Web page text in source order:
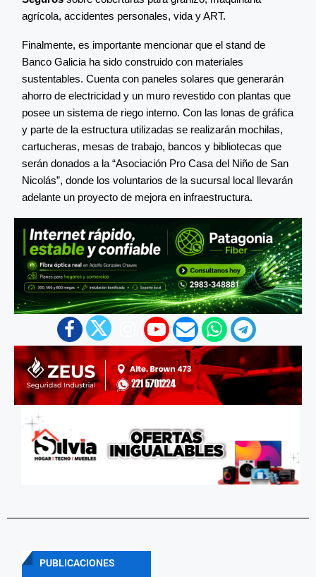
agrícola, accidentes personales, vida y ART.
Finalmente, es importante mencionar que el stand de
Banco Galicia ha sido construido con materiales
sustentables. Cuenta con paneles solares que generarán
ahorro de electricidad y un muro revestido con plantas que
posee un sistema de riego interno. Con las lonas de gráfica
y parte de la estructura utilizadas se realizarán mochilas,
cartucheras, mesas de trabajo, bancos y bibliotecas que
serán donados a la “Asociación Pro Casa del Niño de San
Nicolás”, donde los voluntarios de la sucursal local llevarán
adelante un proyecto de mejora en infraestructura.
PUBLICACIONES